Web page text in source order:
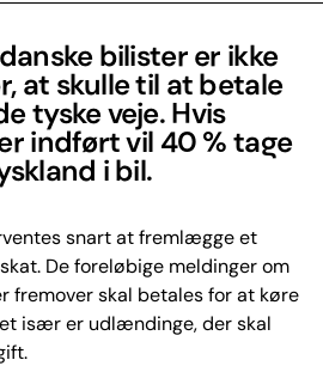
bilister er ikke
at skulle til at betale
tyske veje. Hvis
indført vil 40 % tage
i bil.
snart at fremlægge et
De foreløbige meldinger om
fremover skal betales for at køre
især er udlændinge, der skal